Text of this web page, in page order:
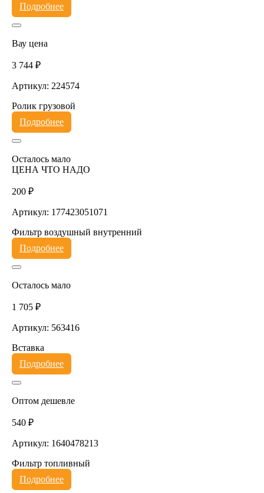
Подробнее
Вау цена
3 744 ₽
Артикул: 224574
Ролик грузовой
Подробнее
Осталось мало
ЦЕНА ЧТО НАДО
200 ₽
Артикул: 177423051071
Фильтр воздушный внутренний
Подробнее
Осталось мало
1 705 ₽
Артикул: 563416
Вставка
Подробнее
Оптом дешевле
540 ₽
Артикул: 1640478213
Фильтр топливный
Подробнее